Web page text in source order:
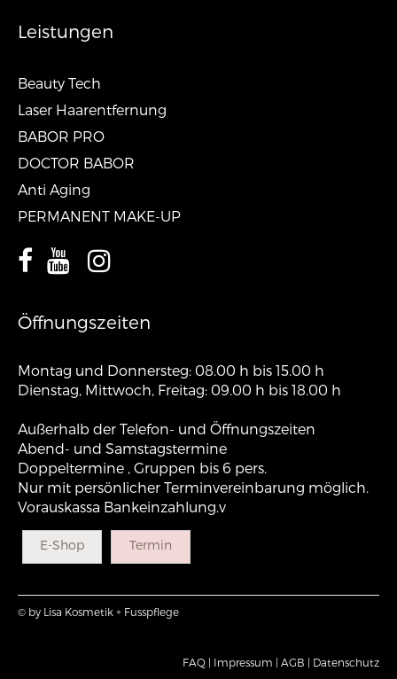
Leistungen
Beauty Tech
Laser Haarentfernung
BABOR PRO
DOCTOR BABOR
Anti Aging
PERMANENT MAKE-UP
Öffnungszeiten
Montag und Donnersteg: 08.00 h bis 15.00 h
Dienstag, Mittwoch, Freitag: 09.00 h bis 18.00 h
Außerhalb der Telefon- und Öffnungszeiten
Abend- und Samstagstermine
Doppeltermine , Gruppen bis 6 pers.
Nur mit persönlicher Terminvereinbarung möglich.
Vorauskassa Bankeinzahlung.v
E-Shop Termin
© by Lisa Kosmetik + Fusspflege
FAQ | Impressum | AGB | Datenschutz